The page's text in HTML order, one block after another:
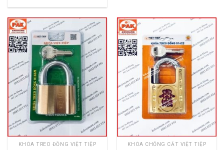
225.000 ₫.
là:
KHÓA TREO ĐỒNG VIỆT TIỆP KHÓA CHỐNG CẮT VIỆT TIỆP